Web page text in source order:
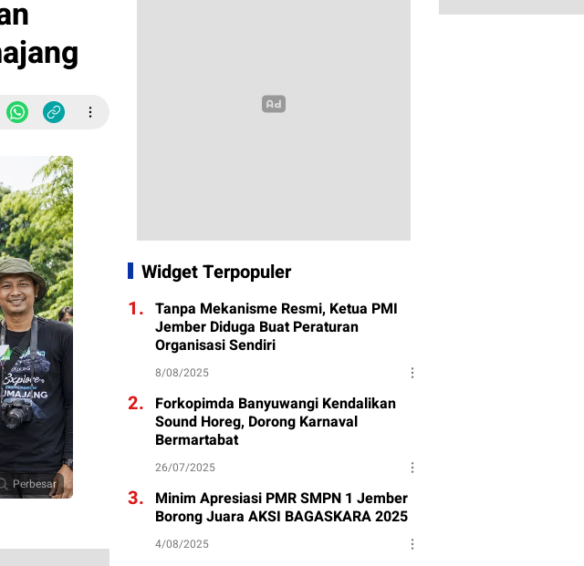
Perbesar
Widget Terpopuler
1. Tanpa Mekanisme Resmi, Ketua PMI
Jember Diduga Buat Peraturan
Organisasi Sendiri
8/08/2025
2. Forkopimda Banyuwangi Kendalikan
Sound Horeg, Dorong Karnaval
Bermartabat
26/07/2025
3. Minim Apresiasi PMR SMPN 1 Jember
Borong Juara AKSI BAGASKARA 2025
4/08/2025